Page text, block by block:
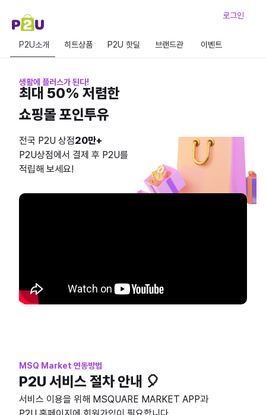
로그인
P2U소개 히트상품 P2U 핫딜 브랜드관 이벤트